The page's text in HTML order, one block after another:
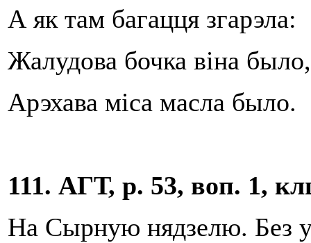
А як там багацця згарэла:
Жалудова бочка віна было,
Арэхава міса масла было.
111. АГТ, р. 53, воп. 1,
На Сырную нядзелю. Без